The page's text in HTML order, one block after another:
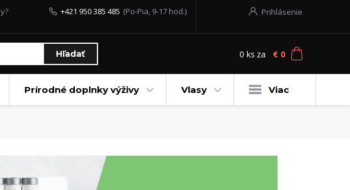
Prihlásenie
Hľadať
+421 950 385 485 (Po-Pia, 9-17 hod.)
0 ks za € 0
Prírodné doplnky výživy Vlasy Viac